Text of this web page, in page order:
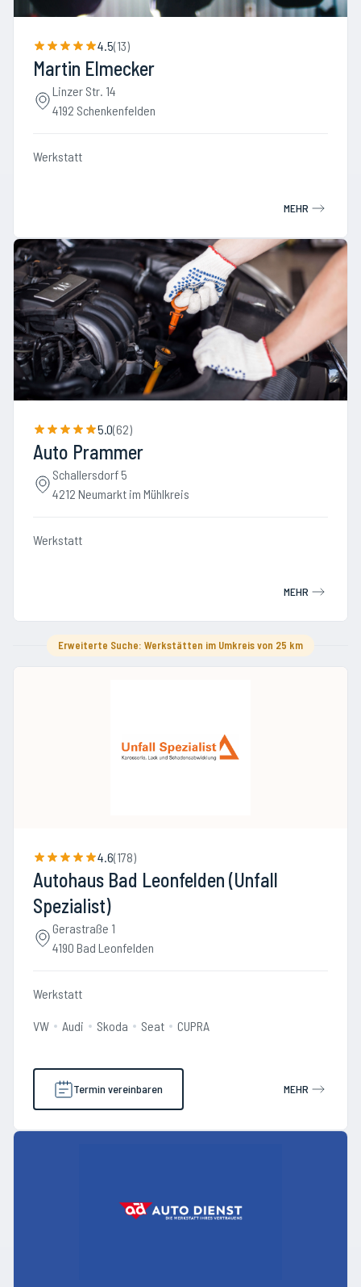
4.5(13)
Martin Elmecker
Linzer Str. 14
4192 Schenkenfelden
Werkstatt
MEHR
5.0(62)
Auto Prammer
Schallersdorf 5
4212 Neumarkt im Mühlkreis
Werkstatt
MEHR
Erweiterte Suche: Werkstätten im Umkreis von 25 km
4.6(178)
Autohaus Bad Leonfelden (Unfall
Spezialist)
Gerastraße 1
4190 Bad Leonfelden
Werkstatt
VW Audi Skoda Seat CUPRA
Termin vereinbaren MEHR